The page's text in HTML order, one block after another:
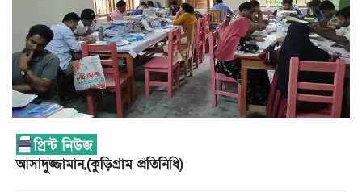
আসাদুজ্জামান,(কুড়িগ্রাম প্রতিনিধি)